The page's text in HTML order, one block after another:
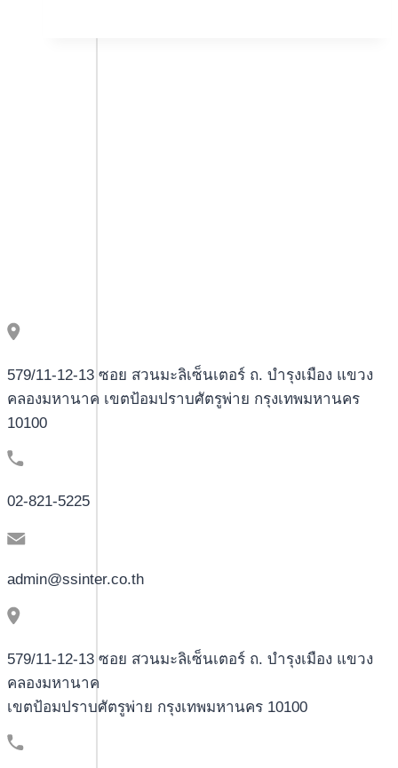
Sweet
579/11-12-13 ซอย สวนมะลิเซ็นเตอร์ ถ. บำรุงเมือง แขวง
คลองมหานาค เขตป้อมปราบศัตรูพ่าย กรุงเทพมหานคร
10100
02-821-5225
admin@ssinter.co.th
579/11-12-13 ซอย สวนมะลิเซ็นเตอร์ ถ. บำรุงเมือง แขวง
คลองมหานาค
เขตป้อมปราบศัตรูพ่าย กรุงเทพมหานคร 10100